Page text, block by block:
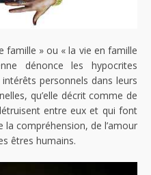
famille » ou « la vie en famille
dénonce les hypocrites
personnels dans leurs
qu’elle décrit comme de
entre eux et qui font
la compréhension, de l’amour
êtres humains.